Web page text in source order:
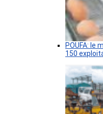
POUFA: le
150